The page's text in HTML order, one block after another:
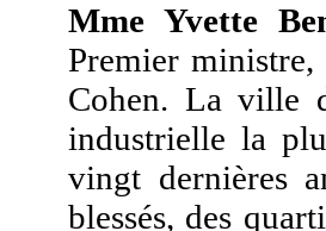
Mme Yvette
Premier
Cohen. La ville
industrielle la
vingt dernières
blessés, des